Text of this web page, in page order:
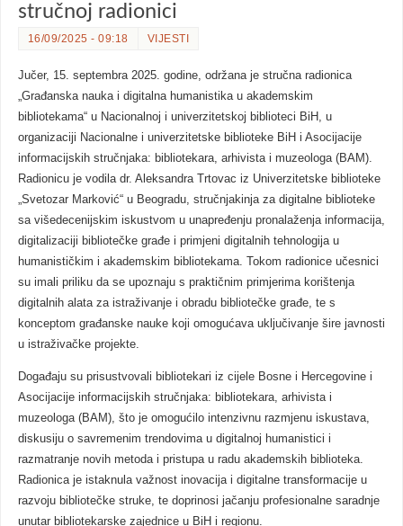
stručnoj radionici
16/09/2025 - 09:18 VIJESTI
Jučer, 15. septembra 2025. godine, održana je stručna radionica
„Građanska nauka i digitalna humanistika u akademskim
bibliotekama“ u Nacionalnoj i univerzitetskoj biblioteci BiH, u
organizaciji Nacionalne i univerzitetske biblioteke BiH i Asocijacije
informacijskih stručnjaka: bibliotekara, arhivista i muzeologa (BAM).
Radionicu je vodila dr. Aleksandra Trtovac iz Univerzitetske biblioteke
„Svetozar Marković“ u Beogradu, stručnjakinja za digitalne biblioteke
sa višedecenijskim iskustvom u unapređenju pronalaženja informacija,
digitalizaciji bibliotečke građe i primjeni digitalnih tehnologija u
humanističkim i akademskim bibliotekama. Tokom radionice učesnici
su imali priliku da se upoznaju s praktičnim primjerima korištenja
digitalnih alata za istraživanje i obradu bibliotečke građe, te s
konceptom građanske nauke koji omogućava uključivanje šire javnosti
u istraživačke projekte.
Događaju su prisustvovali bibliotekari iz cijele Bosne i Hercegovine i
Asocijacije informacijskih stručnjaka: bibliotekara, arhivista i
muzeologa (BAM), što je omogućilo intenzivnu razmjenu iskustava,
diskusiju o savremenim trendovima u digitalnoj humanistici i
razmatranje novih metoda i pristupa u radu akademskih biblioteka.
Radionica je istaknula važnost inovacija i digitalne transformacije u
razvoju bibliotečke struke, te doprinosi jačanju profesionalne saradnje
unutar bibliotekarske zajednice u BiH i regionu.